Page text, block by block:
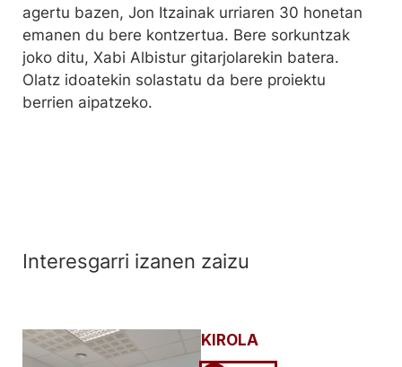
agertu bazen, Jon Itzainak urriaren 30 honetan
emanen du bere kontzertua. Bere sorkuntzak
joko ditu, Xabi Albistur gitarjolarekin batera.
Olatz idoatekin solastatu da bere proiektu
berrien aipatzeko.
Interesgarri izanen zaizu
KIROLA